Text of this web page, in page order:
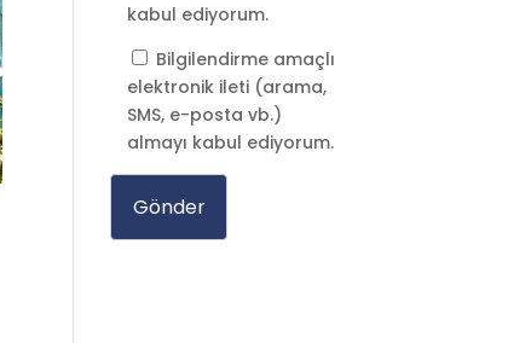
kabul ediyorum.
Bilgilendirme amaçlı
elektronik ileti (arama,
SMS, e-posta vb.)
almayı kabul ediyorum.